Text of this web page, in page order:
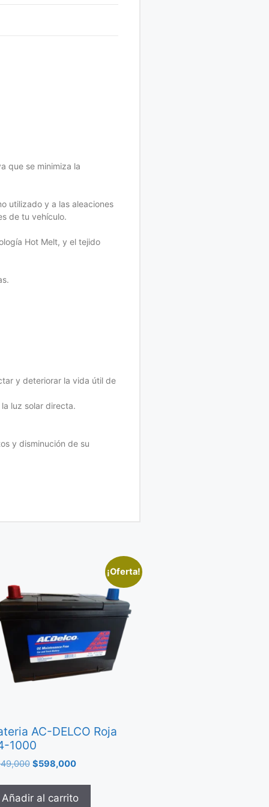
que se minimiza la
utilizado y a las aleaciones
de tu vehículo.
Hot Melt, y el tejido
y deteriorar la vida útil de
luz solar directa.
y disminución de su
¡Oferta!
AC-DELCO Roja
1000
$598,000
Añadir al carrito